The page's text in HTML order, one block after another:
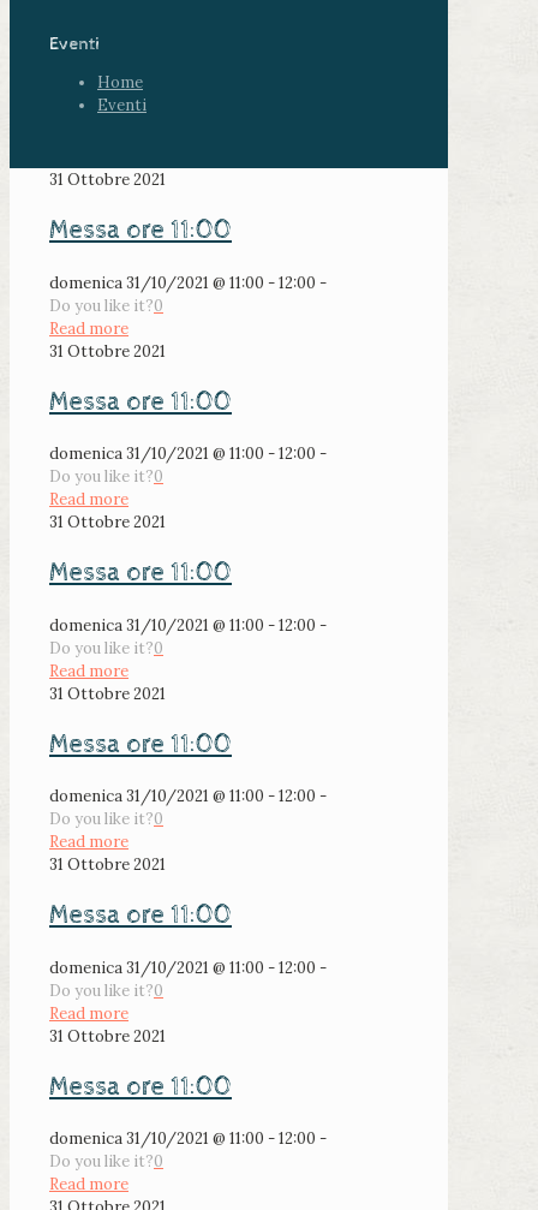
Eventi
Home
Eventi
31 Ottobre 2021
Messa ore 11:00
domenica 31/10/2021 @ 11:00 - 12:00 -
Do you like it?0
Read more
31 Ottobre 2021
Messa ore 11:00
domenica 31/10/2021 @ 11:00 - 12:00 -
Do you like it?0
Read more
31 Ottobre 2021
Messa ore 11:00
domenica 31/10/2021 @ 11:00 - 12:00 -
Do you like it?0
Read more
31 Ottobre 2021
Messa ore 11:00
domenica 31/10/2021 @ 11:00 - 12:00 -
Do you like it?0
Read more
31 Ottobre 2021
Messa ore 11:00
domenica 31/10/2021 @ 11:00 - 12:00 -
Do you like it?0
Read more
31 Ottobre 2021
Messa ore 11:00
domenica 31/10/2021 @ 11:00 - 12:00 -
Do you like it?0
Read more